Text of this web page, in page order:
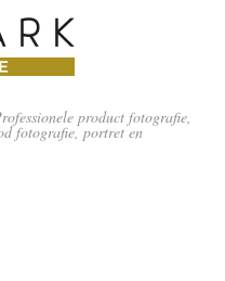
product fotografie,
fotografie, portret en